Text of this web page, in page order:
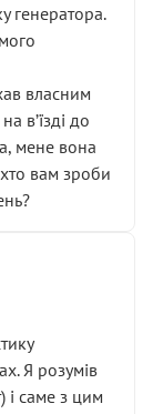
генератора.
власним
вʼїзді до
мене вона
вам зроби
Я розумів
і саме з цим